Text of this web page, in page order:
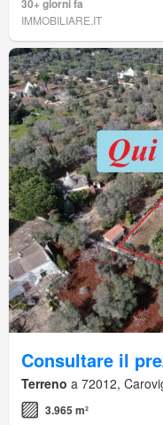
30+ giorni fa
IMMOBILIARE.IT
Consultare il
Terreno a 72012,
3.965 m²